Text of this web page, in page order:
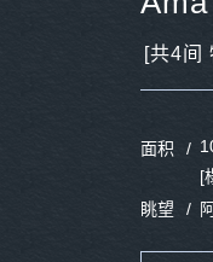
[共4间
面积
[
眺望